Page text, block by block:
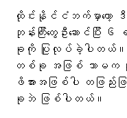
ထိုင်းနိုင်ငံဘက်မှာတော့
ဘုန်းကြီးတွေဦးဆောင်ပြီး
ခုကို ပြုလုပ်ခဲ့ပါတယ်။
တစ်ခု အဖြစ် သာမက
ဖိအားအဖြစ်ပါ တဖြည်း
ခုဘဲ ဖြစ်ပါတယ်။